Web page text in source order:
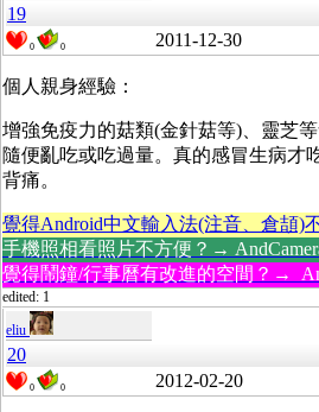
19
0 0 2011-12-30
個人親身經驗：
增強免疫力的菇類(金針菇等)、靈芝
隨便亂吃或吃過量。真的感冒生病才
背痛。
覺得Android中文輸入法(注音、倉頡)
手機照相看照片不方便？→
覺得鬧鐘/行事曆有改進的空間？→
edited: 1
eliu
20
0 0 2012-02-20